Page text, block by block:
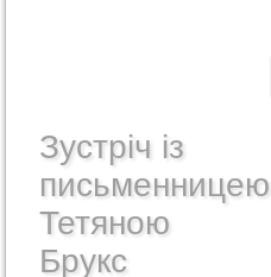
Зустріч із
письменницею
Тетяною
Брукс